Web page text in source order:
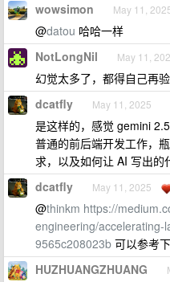
wowsimon May 11,
@datou 哈哈一样
NotLongNil May 11,
幻觉太多了，都得自己再
dcatfly May 11, 2025
是这样的，感觉 gemini
普通的前后端开发工作，
求，以及如何让 AI 写出
dcatfly May 11, 2025
@thinkm https://
engineering/accelerating-
9565c208023b 可以参考
HUZHUANGZHUANG